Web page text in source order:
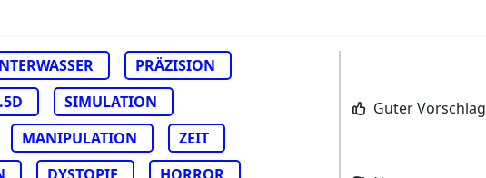
PRÄZISION
SIMULATION
MANIPULATION
ZEIT
Guter Vorschlag